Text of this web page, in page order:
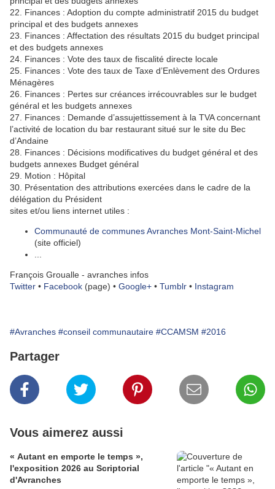
22. Finances : Adoption du compte administratif 2015 du budget
principal et des budgets annexes
23. Finances : Affectation des résultats 2015 du budget principal
et des budgets annexes
24. Finances : Vote des taux de fiscalité directe locale
25. Finances : Vote des taux de Taxe d’Enlèvement des Ordures
Ménagères
26. Finances : Pertes sur créances irrécouvrables sur le budget
général et les budgets annexes
27. Finances : Demande d’assujettissement à la TVA concernant
l’activité de location du bar restaurant situé sur le site du Bec
d’Andaine
28. Finances : Décisions modificatives du budget général et des
budgets annexes Budget général
29. Motion : Hôpital
30. Présentation des attributions exercées dans le cadre de la
délégation du Président
sites et/ou liens internet utiles :
Communauté de communes Avranches Mont-Saint-Michel
(site officiel)
François Groualle - avranches infos
Twitter • Facebook (page) • Google+ • Tumblr • Instagram
#Avranches #conseil communautaire #CCAMSM #2016
Partager
Vous aimerez aussi
« Autant en emporte le temps »,
l'exposition 2026 au Scriptorial
d'Avranches